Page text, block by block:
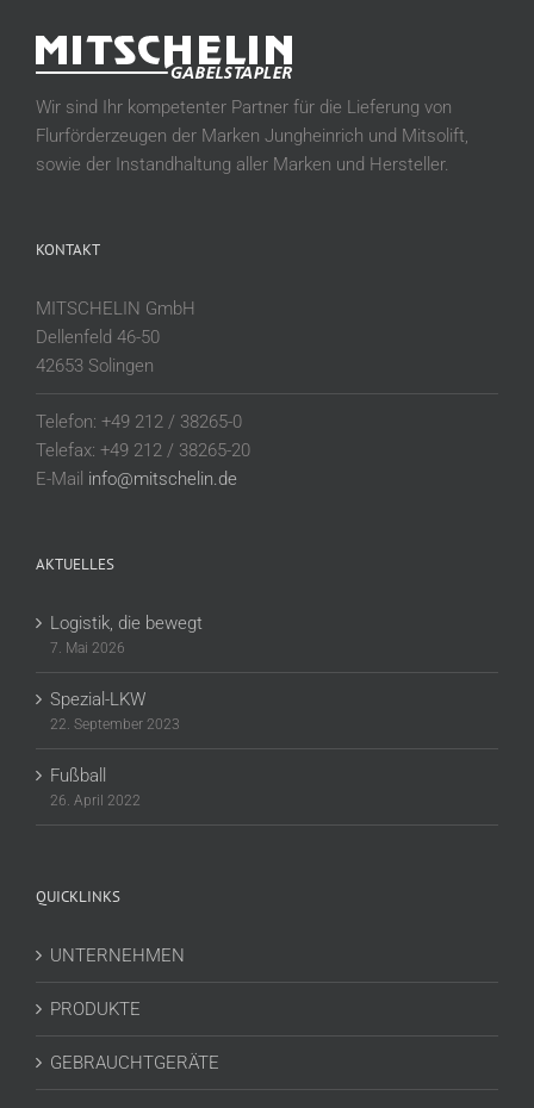
Wir sind Ihr kompetenter Partner für die Lieferung von
Flurförderzeugen der Marken Jungheinrich und Mitsolift,
sowie der Instandhaltung aller Marken und Hersteller.
KONTAKT
MITSCHELIN GmbH
Dellenfeld 46-50
42653 Solingen
Telefon: +49 212 / 38265-0
Telefax: +49 212 / 38265-20
E-Mail info@mitschelin.de
AKTUELLES
Logistik, die bewegt
7. Mai 2026
Spezial-LKW
22. September 2023
Fußball
26. April 2022
QUICKLINKS
UNTERNEHMEN
PRODUKTE
GEBRAUCHTGERÄTE